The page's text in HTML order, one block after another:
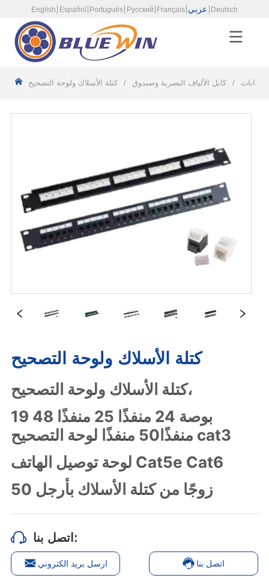
English Español Português Русский Français عربي Deutsch
بيانات / كابل الألياف البصرية وصندوق / كتلة الأسلاك ولوحة التصحيح
كتلة الأسلاك ولوحة التصحيح
اتصل بنا:
ارسل بريد الكتروني اتصل بنا